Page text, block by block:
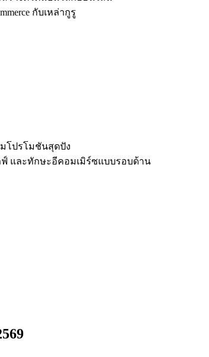
กับเหล่ากูรู
โปรโมชันสุดปัง
และทักษะอีคอมเมิร์ซแบบรอบด้าน